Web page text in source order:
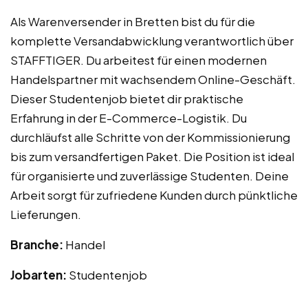
Als Warenversender in Bretten bist du für die
komplette Versandabwicklung verantwortlich über
STAFFTIGER. Du arbeitest für einen modernen
Handelspartner mit wachsendem Online-Geschäft.
Dieser Studentenjob bietet dir praktische
Erfahrung in der E-Commerce-Logistik. Du
durchläufst alle Schritte von der Kommissionierung
bis zum versandfertigen Paket. Die Position ist ideal
für organisierte und zuverlässige Studenten. Deine
Arbeit sorgt für zufriedene Kunden durch pünktliche
Lieferungen.
Branche: Handel
Jobarten: Studentenjob